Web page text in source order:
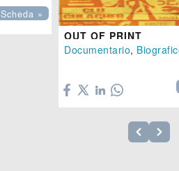
Scheda »
OUT OF PRINT
Documentario,